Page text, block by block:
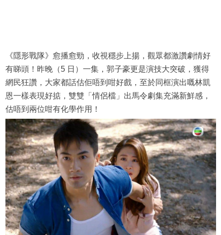
《隱形戰隊》愈播愈勁，收視穩步上揚，觀眾都激讚劇情好
有睇頭！昨晚（5 日）一集，郭子豪更是演技大突破，獲得
網民狂讚，大家都話估佢唔到咁好戲，至於同框演出嘅林凱
恩一樣表現好掂，雙雙「情侶檔」出馬令劇集充滿新鮮感，
估唔到兩位咁有化學作用！